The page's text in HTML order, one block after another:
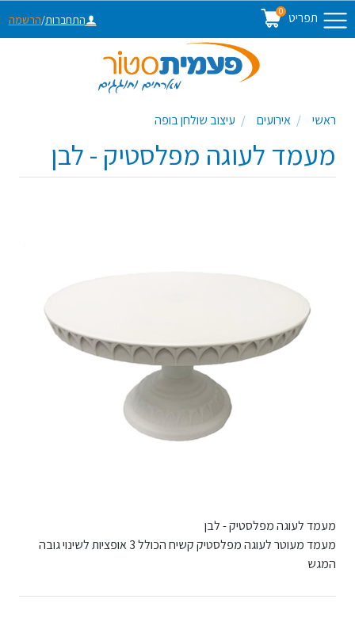
תפריט 0
התחברות/הרשמה
ראשי אירועים עיצוב שולחן בופה
מעמד לעוגה מפלסטיק - לבן
מעמד לעוגה מפלסטיק - לבן
מעמד מעוטר לעוגה מפלסטיק קשיח הכולל 3 אופציות לשינוי גובה
המגש